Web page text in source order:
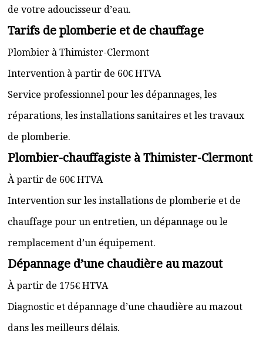
de votre adoucisseur d’eau.
Tarifs de plomberie et de chauffage
Plombier à Thimister-Clermont
Intervention à partir de 60€ HTVA
Service professionnel pour les dépannages, les
réparations, les installations sanitaires et les travaux
de plomberie.
Plombier-chauffagiste à Thimister-Clermont
À partir de 60€ HTVA
Intervention sur les installations de plomberie et de
chauffage pour un entretien, un dépannage ou le
remplacement d’un équipement.
Dépannage d’une chaudière au mazout
À partir de 175€ HTVA
Diagnostic et dépannage d’une chaudière au mazout
dans les meilleurs délais.